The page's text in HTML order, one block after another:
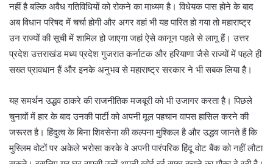
नहीं है बल्कि अवैध गतिविधियों को रोकने का माध्यम है। विधेयक पास होने के बाद
अब विधान परिषद में चर्चा होगी और अगर वहां भी यह पारित हो गया तो महाराष्ट्र
उन राज्यों की सूची में शामिल हो जाएगा जहां ऐसे कानून पहले से लागू हैं। उत्तर
प्रदेश उत्तराखंड मध्य प्रदेश गुजरात कर्नाटक और हरियाणा जैसे राज्यों में पहले ही
सख्त प्रावधान हैं और इनके अनुभव से महाराष्ट्र सरकार ने भी सबक लिया है।
यह समर्थन उद्धव ठाकरे की राजनीतिक मजबूरी को भी उजागर करता है। पिछले
चुनावों में हार के बाद उनकी पार्टी को अपनी मूल पहचान वापस हासिल करने की
जरूरत है। हिंदुत्व के बिना शिवसेना की कल्पना मुश्किल है और उद्धव जानते हैं कि
मुस्लिम वोटों पर अकेले भरोसा करके वे अपनी पारंपरिक हिंदू वोट बैंक को नहीं लौटा